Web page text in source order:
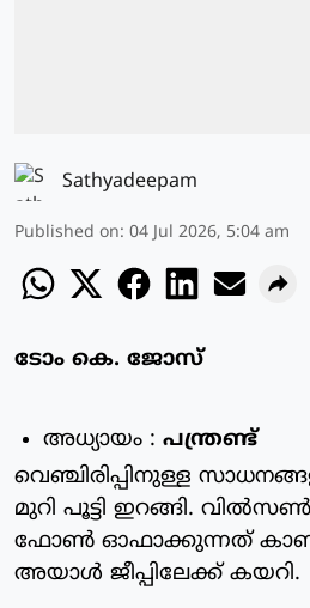
Sathyadeepam
Published on: 04 Jul 2026, 5:04 am
ടോം കെ. ജോസ്
അധ്യായം : പന്ത്രണ്ട്
വെഞ്ചിരിപ്പിനുള്ള
മുറി പൂട്ടി ഇറങ്ങി. വിൽസൺ
ഫോൺ ഓഫാക്കുന്നത്
അയാൾ ജീപ്പിലേക്ക് കയറി.